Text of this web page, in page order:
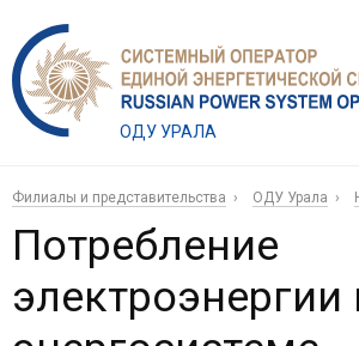
ОДУ УРАЛА
Филиалы и представительства ОДУ Урала
Потребление
электроэнергии